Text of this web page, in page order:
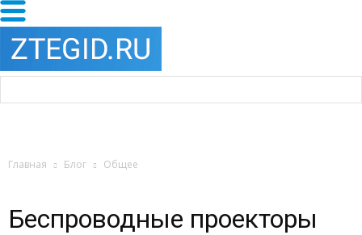
Главная Блог Общее
Беспроводные проекторы